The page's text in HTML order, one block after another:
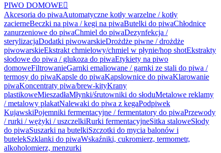
PIWO DOMOWE
Akcesoria do piwaAutomatyczne kotły warzelne / kotły
zacierneBeczki na piwa / kegi na piwaButelki do piwaChłodnice
zanurzeniowe do piwaChmiel do piwaDezynfekcja /
sterylizacjaDodatki piwowarskieDrożdże piwne / drożdże
piwowarskieEkstrakt chmielowy/chmiel w płynie/hop shotEkstrakty
słodowe do piwa / glukoza do piwaEtykiety na piwo
domoweFiltrowanieGarnki emaliowane / garnki ze stali do piwa /
termosy do piwaKapsle do piwaKapslownice do piwaKlarowanie
piwaKoncentraty piwa/brew-kityKrany
plastikoweMieszadłaMłynki/śrutowniki do słoduMetalowe reklamy
/ metalowy plakatNalewaki do piwa z kegaPodpiwek
KujawskiPojemniki fermentacyjne / fermentatory do piwaPrzewody
/ rurki / wężyki / uszczelkiRurki fermentacyjneSitka staloweSłody
do piwaSuszarki na butelkiSzczotki do mycia balonów i
butelekSzklanki do piwaWskaźniki, cukromierz, termometr,
alkoholomierz, menzurki